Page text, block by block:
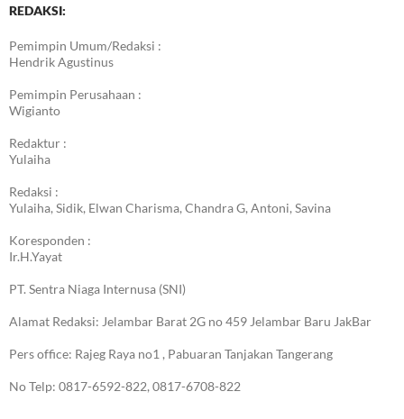
REDAKSI:
Pemimpin Umum/Redaksi :
Hendrik Agustinus
Pemimpin Perusahaan :
Wigianto
Redaktur :
Yulaiha
Redaksi :
Yulaiha, Sidik, Elwan Charisma, Chandra G, Antoni, Savina
Koresponden :
Ir.H.Yayat
PT. Sentra Niaga Internusa (SNI)
Alamat Redaksi: Jelambar Barat 2G no 459 Jelambar Baru JakBar
Pers office: Rajeg Raya no1 , Pabuaran Tanjakan Tangerang
No Telp: 0817-6592-822, 0817-6708-822